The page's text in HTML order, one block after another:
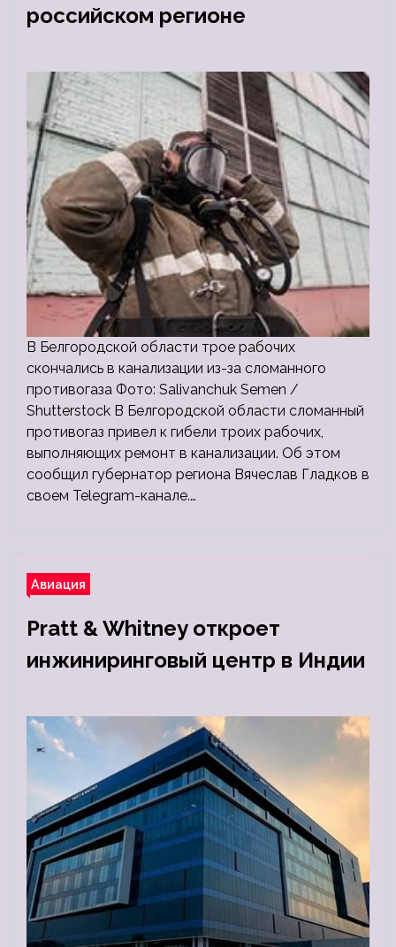
российском регионе
В Белгородской области трое рабочих
скончались в канализации из-за сломанного
противогаза Фото: Salivanchuk Semen /
Shutterstock В Белгородской области сломанный
противогаз привел к гибели троих рабочих,
выполняющих ремонт в канализации. Об этом
сообщил губернатор региона Вячеслав Гладков в
своем Telegram-канале.…
Авиация
Pratt & Whitney откроет
инжиниринговый центр в Индии